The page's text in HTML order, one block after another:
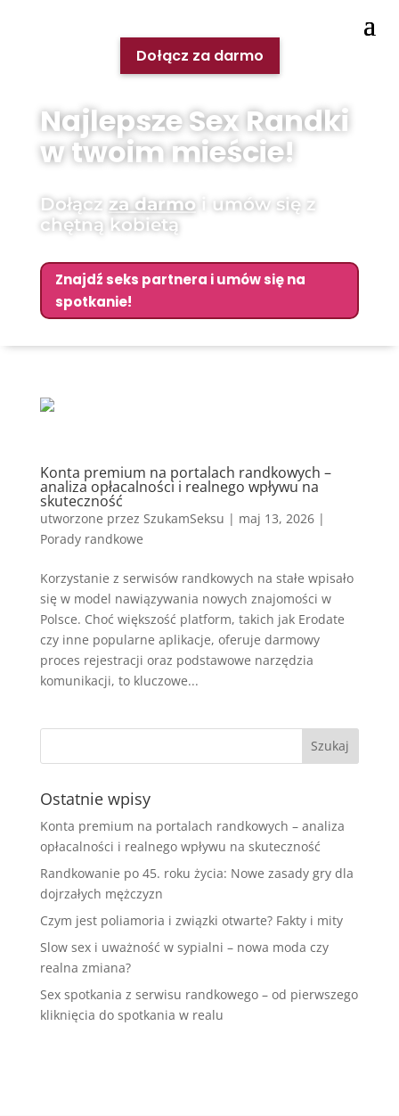
Dołącz za darmo
Najlepsze Sex Randki
w twoim mieście!
Dołącz za darmoi umów się z
chętną kobietą
Znajdź seks partnera i umów się na
spotkanie!
Konta premium na portalach randkowych –
analiza opłacalności i realnego wpływu na
skuteczność
utworzone przez SzukamSeksu | maj 13, 2026|
Porady randkowe
Korzystanie z serwisów randkowych na stałe wpisało
się w model nawiązywania nowych znajomości w
Polsce. Choć większość platform, takich jak Erodate
czy inne popularne aplikacje, oferuje darmowy
proces rejestracji oraz podstawowe narzędzia
komunikacji, to kluczowe...
Ostatnie wpisy
Konta premium na portalach randkowych – analiza
opłacalności i realnego wpływu na skuteczność
Randkowanie po 45. roku życia: Nowe zasady gry dla
dojrzałych mężczyzn
Czym jest poliamoria i związki otwarte? Fakty i mity
Slow sex i uważność w sypialni – nowa moda czy
realna zmiana?
Sex spotkania z serwisu randkowego – od pierwszego
kliknięcia do spotkania w realu